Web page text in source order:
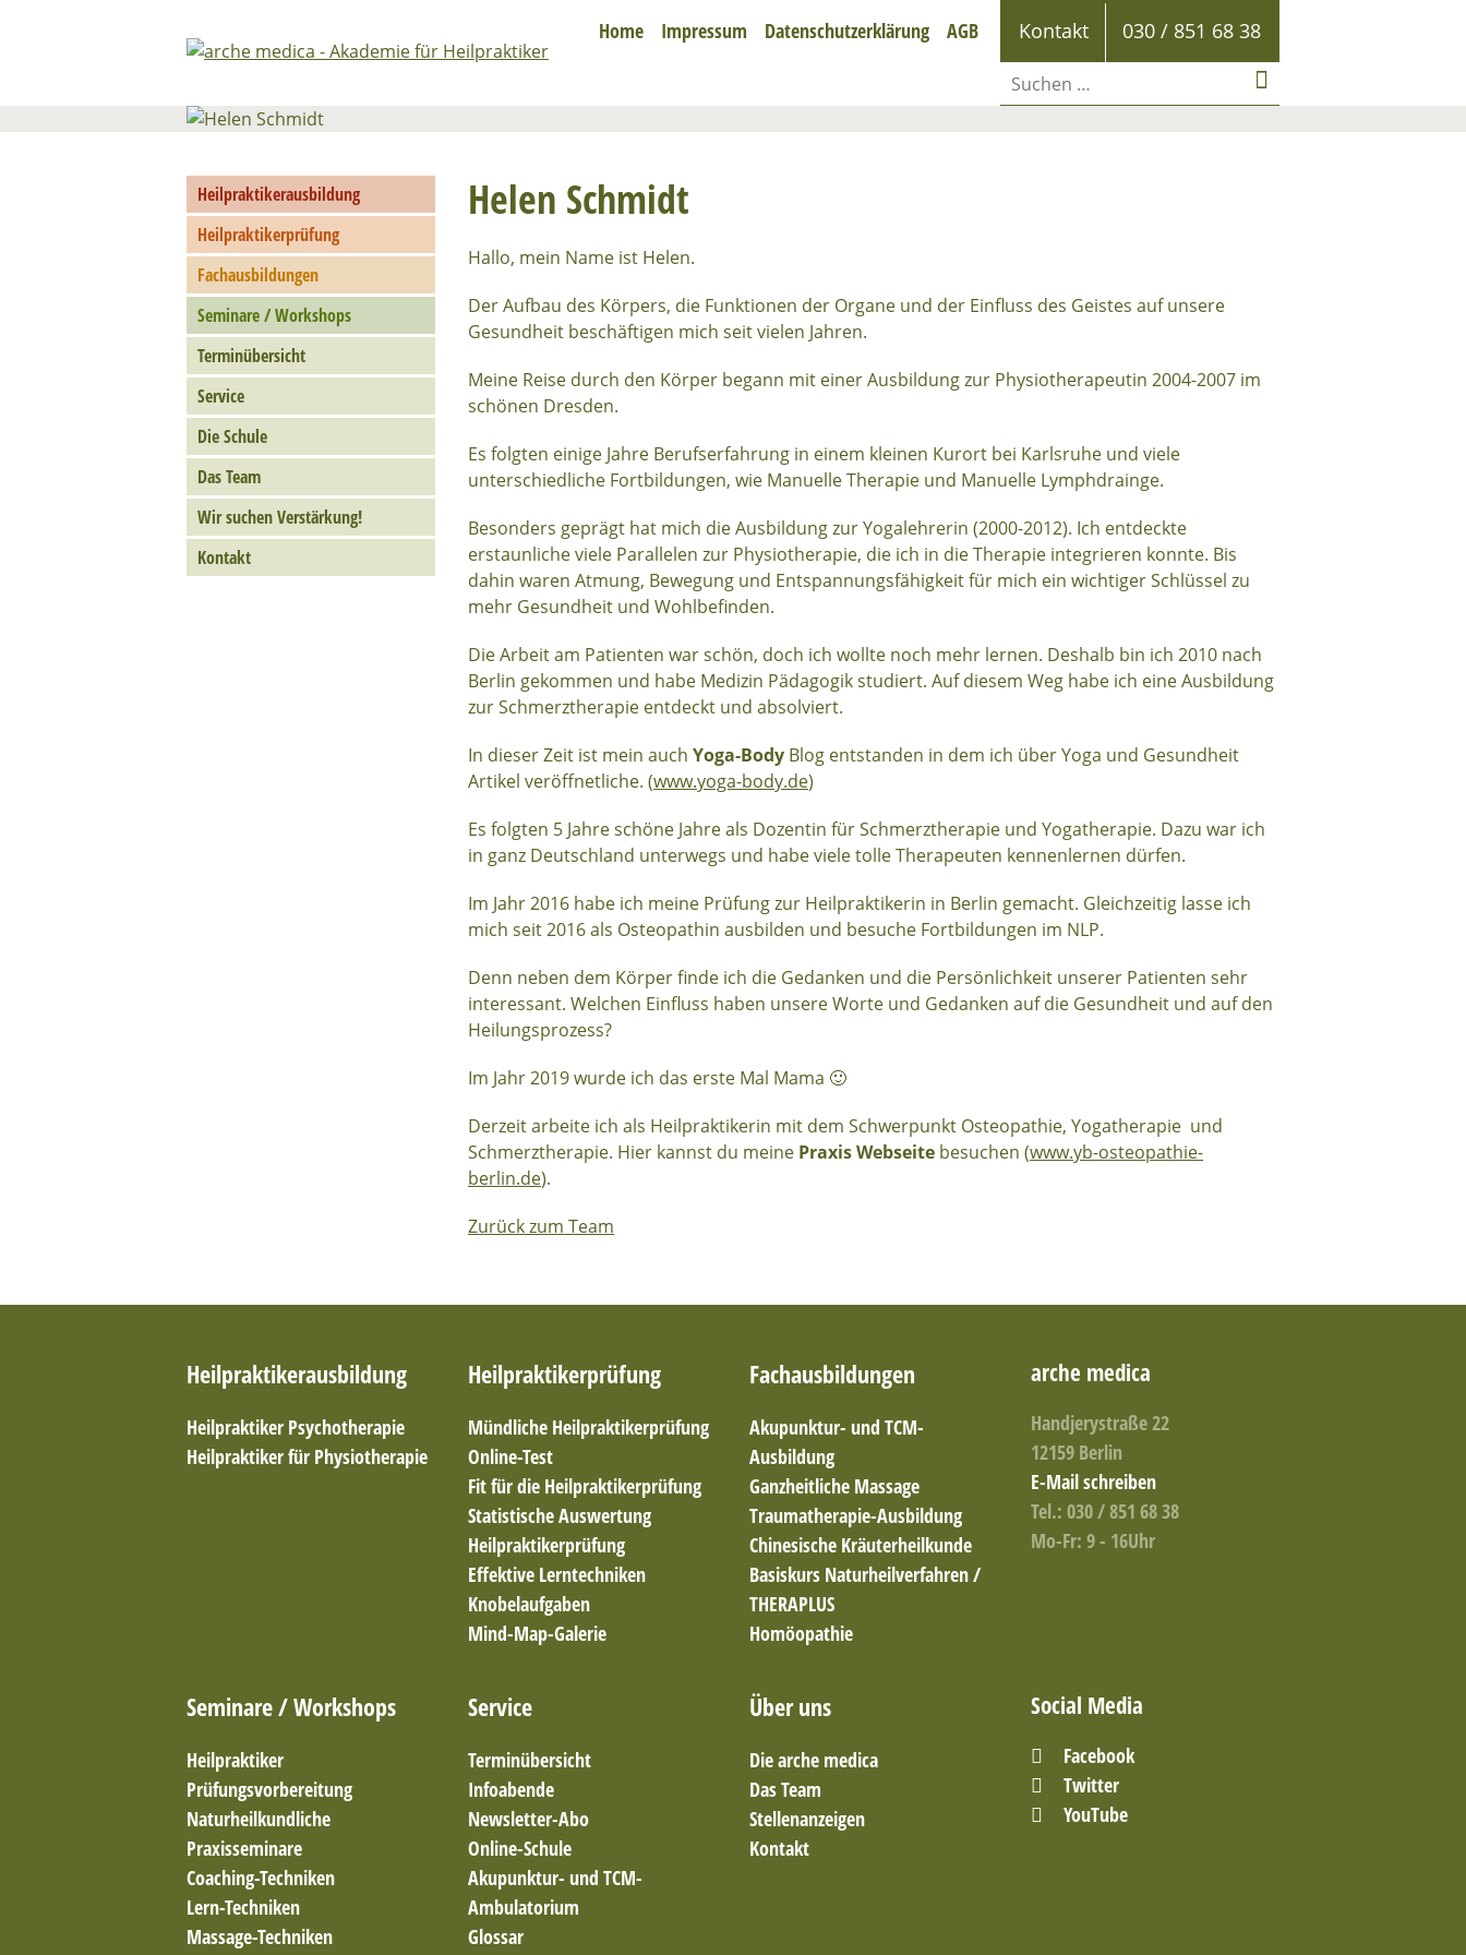
Home Impressum Datenschutzerklärung AGB Kontakt 030 / 851 68 38
Heilpraktikerausbildung
Heilpraktikerprüfung
Fachausbildungen
Seminare / Workshops
Terminübersicht
Service
Die Schule
Das Team
Wir suchen Verstärkung!
Kontakt
Helen Schmidt
Hallo, mein Name ist Helen.
Der Aufbau des Körpers, die Funktionen der Organe und der Einfluss des Geistes auf unsere
Gesundheit beschäftigen mich seit vielen Jahren.
Meine Reise durch den Körper begann mit einer Ausbildung zur Physiotherapeutin 2004-2007 im
schönen Dresden.
Es folgten einige Jahre Berufserfahrung in einem kleinen Kurort bei Karlsruhe und viele
unterschiedliche Fortbildungen, wie Manuelle Therapie und Manuelle Lymphdrainge.
Besonders geprägt hat mich die Ausbildung zur Yogalehrerin (2000-2012). Ich entdeckte
erstaunliche viele Parallelen zur Physiotherapie, die ich in die Therapie integrieren konnte. Bis
dahin waren Atmung, Bewegung und Entspannungsfähigkeit für mich ein wichtiger Schlüssel zu
mehr Gesundheit und Wohlbefinden.
Die Arbeit am Patienten war schön, doch ich wollte noch mehr lernen. Deshalb bin ich 2010 nach
Berlin gekommen und habe Medizin Pädagogik studiert. Auf diesem Weg habe ich eine Ausbildung
zur Schmerztherapie entdeckt und absolviert.
In dieser Zeit ist mein auch Yoga-Body Blog entstanden in dem ich über Yoga und Gesundheit
Artikel veröffnetliche. (www.yoga-body.de)
Es folgten 5 Jahre schöne Jahre als Dozentin für Schmerztherapie und Yogatherapie. Dazu war ich
in ganz Deutschland unterwegs und habe viele tolle Therapeuten kennenlernen dürfen.
Im Jahr 2016 habe ich meine Prüfung zur Heilpraktikerin in Berlin gemacht. Gleichzeitig lasse ich
mich seit 2016 als Osteopathin ausbilden und besuche Fortbildungen im NLP.
Denn neben dem Körper finde ich die Gedanken und die Persönlichkeit unserer Patienten sehr
interessant. Welchen Einfluss haben unsere Worte und Gedanken auf die Gesundheit und auf den
Heilungsprozess?
Im Jahr 2019 wurde ich das erste Mal Mama 🙂
Derzeit arbeite ich als Heilpraktikerin mit dem Schwerpunkt Osteopathie, Yogatherapie und
Schmerztherapie. Hier kannst du meine Praxis Webseite besuchen (www.yb-osteopathie-
berlin.de).
Zurück zum Team
Heilpraktikerausbildung
Heilpraktiker Psychotherapie
Heilpraktiker für Physiotherapie
Heilpraktikerprüfung
Mündliche Heilpraktikerprüfung
Online-Test
Fit für die Heilpraktikerprüfung
Statistische Auswertung
Heilpraktikerprüfung
Effektive Lerntechniken
Knobelaufgaben
Mind-Map-Galerie
Fachausbildungen
Akupunktur- und TCM-
Ausbildung
Ganzheitliche Massage
Traumatherapie-Ausbildung
Chinesische Kräuterheilkunde
Basiskurs Naturheilverfahren /
THERAPLUS
Homöopathie
arche medica
Handjerystraße 22
12159 Berlin
E-Mail schreiben
Tel.: 030 / 851 68 38
Mo-Fr: 9 - 16Uhr
Seminare / Workshops
Heilpraktiker
Prüfungsvorbereitung
Naturheilkundliche
Praxisseminare
Coaching-Techniken
Lern-Techniken
Massage-Techniken
Service
Terminübersicht
Infoabende
Newsletter-Abo
Online-Schule
Akupunktur- und TCM-
Ambulatorium
Glossar
Über uns
Die arche medica
Das Team
Stellenanzeigen
Kontakt
Social Media
Facebook
Twitter
YouTube